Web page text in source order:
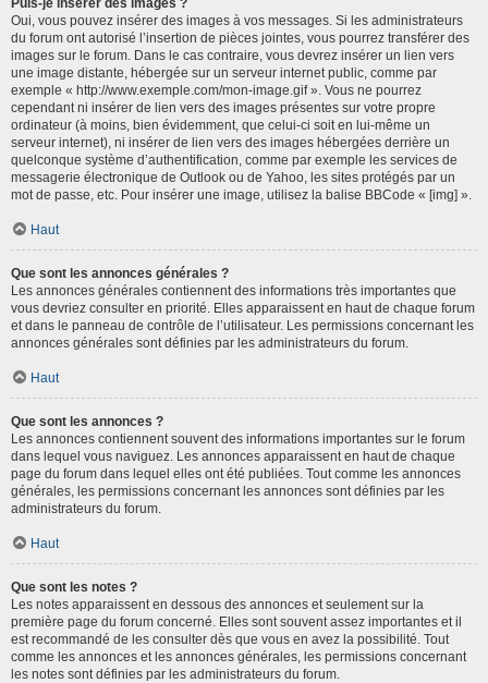
Oui, vous pouvez insérer des images à vos messages. Si les administrateurs
du forum ont autorisé l’insertion de pièces jointes, vous pourrez transférer des
images sur le forum. Dans le cas contraire, vous devrez insérer un lien vers
une image distante, hébergée sur un serveur internet public, comme par
exemple « http://www.exemple.com/mon-image.gif ». Vous ne pourrez
cependant ni insérer de lien vers des images présentes sur votre propre
ordinateur (à moins, bien évidemment, que celui-ci soit en lui-même un
serveur internet), ni insérer de lien vers des images hébergées derrière un
quelconque système d’authentification, comme par exemple les services de
messagerie électronique de Outlook ou de Yahoo, les sites protégés par un
mot de passe, etc. Pour insérer une image, utilisez la balise BBCode « [img] ».
Haut
Que sont les annonces générales ?
Les annonces générales contiennent des informations très importantes que
vous devriez consulter en priorité. Elles apparaissent en haut de chaque forum
et dans le panneau de contrôle de l’utilisateur. Les permissions concernant les
annonces générales sont définies par les administrateurs du forum.
Haut
Que sont les annonces ?
Les annonces contiennent souvent des informations importantes sur le forum
dans lequel vous naviguez. Les annonces apparaissent en haut de chaque
page du forum dans lequel elles ont été publiées. Tout comme les annonces
générales, les permissions concernant les annonces sont définies par les
administrateurs du forum.
Haut
Que sont les notes ?
Les notes apparaissent en dessous des annonces et seulement sur la
première page du forum concerné. Elles sont souvent assez importantes et il
est recommandé de les consulter dès que vous en avez la possibilité. Tout
comme les annonces et les annonces générales, les permissions concernant
les notes sont définies par les administrateurs du forum.